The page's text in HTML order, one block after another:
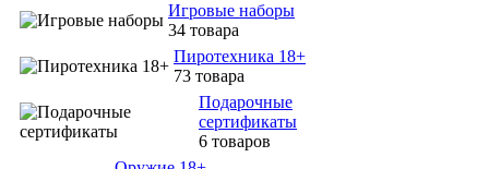
Игровые наборы
34 товара
Пиротехника 18+
73 товара
Подарочные
сертификаты
6 товаров